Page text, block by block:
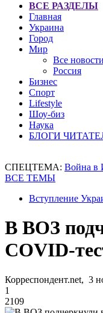
ВСЕ РАЗДЕЛЫ
Главная
Украина
Город
Мир
Все
Россия
Бизнес
Спорт
Lifestyle
Шоу-биз
Наука
БЛОГИ
СПЕЦТЕМА: Война в
ВСЕ ТЕМЫ
Вступление
В ВОЗ
COVID-
Корреспондент.net, 3
1
2109